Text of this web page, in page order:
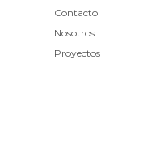
Contacto
Nosotros
Proyectos